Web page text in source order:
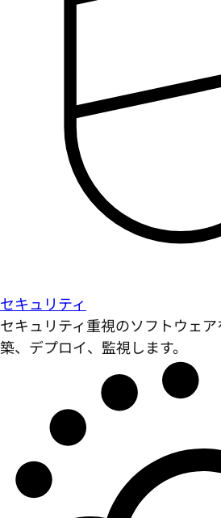
セキュリティ
セキュリティ重視のソフトウェ
築、デプロイ、監視します。